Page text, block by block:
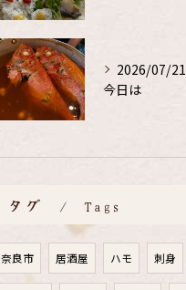
2026/07/21
今日は
タグ Tags
奈良市 居酒屋 ハモ 刺身